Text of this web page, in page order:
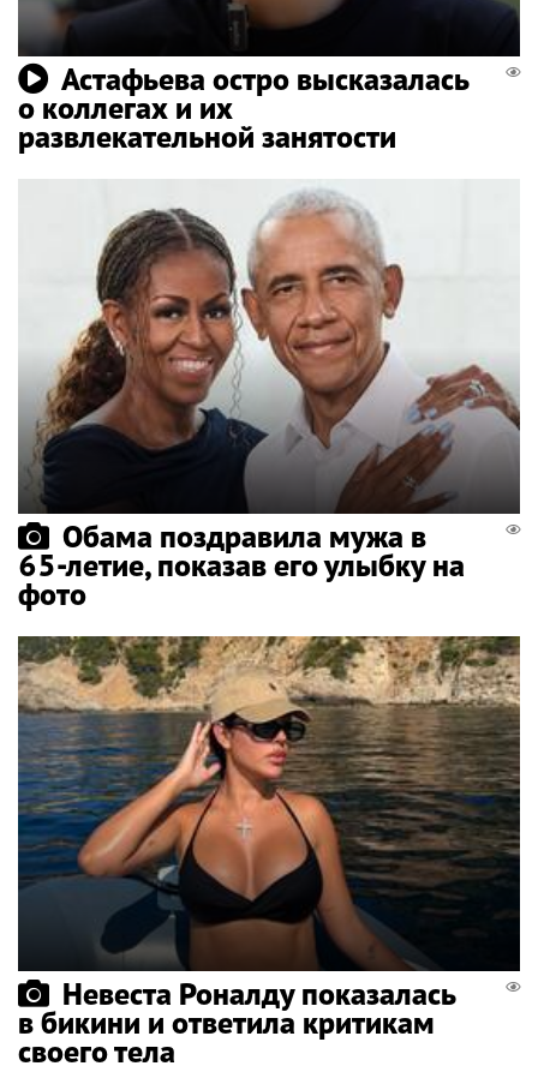
Астафьева остро высказалась
о коллегах и их
развлекательной занятости
Обама поздравила мужа в
65-летие, показав его улыбку на
фото
Невеста Роналду показалась
в бикини и ответила критикам
своего тела